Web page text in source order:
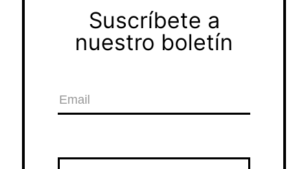
Suscríbete a
nuestro boletín